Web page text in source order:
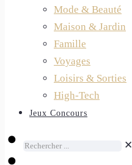
Mode & Beauté
Maison & Jardin
Famille
Voyages
Loisirs & Sorties
High-Tech
Jeux Concours
✕